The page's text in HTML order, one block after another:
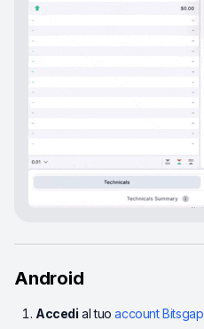
Android
Accedi al tuoaccount Bitsgap